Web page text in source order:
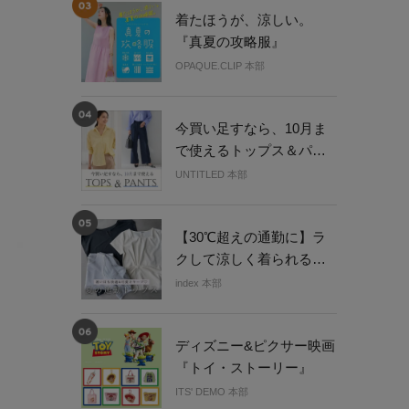
着たほうが、涼しい。
『真夏の攻略服』
OPAQUE.CLIP 本部
今買い足すなら、10月ま
で使えるトップス＆パン
ツ
UNTITLED 本部
【30℃超えの通勤に】ラ
クして涼しく着られる真
夏トップス
index 本部
ディズニー&ピクサー映画
『トイ・ストーリー』
ITS' DEMO 本部